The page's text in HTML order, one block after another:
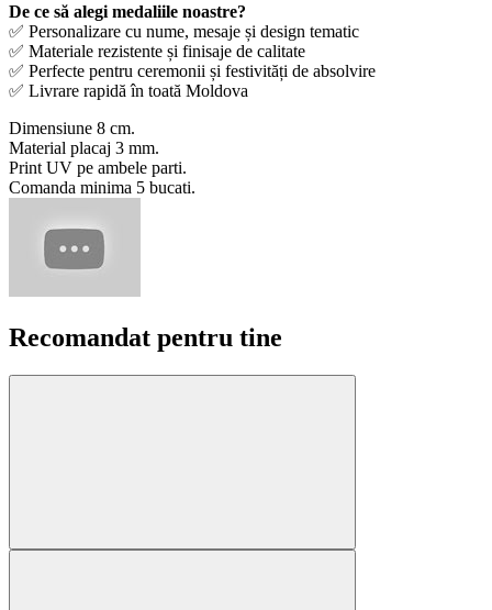
De ce să alegi medaliile noastre?
✅ Personalizare cu nume, mesaje și design tematic
✅ Materiale rezistente și finisaje de calitate
✅ Perfecte pentru ceremonii și festivități de absolvire
✅ Livrare rapidă în toată Moldova
Dimensiune 8 cm.
Material placaj 3 mm.
Print UV pe ambele parti.
Comanda minima 5 bucati.
Recomandat pentru tine